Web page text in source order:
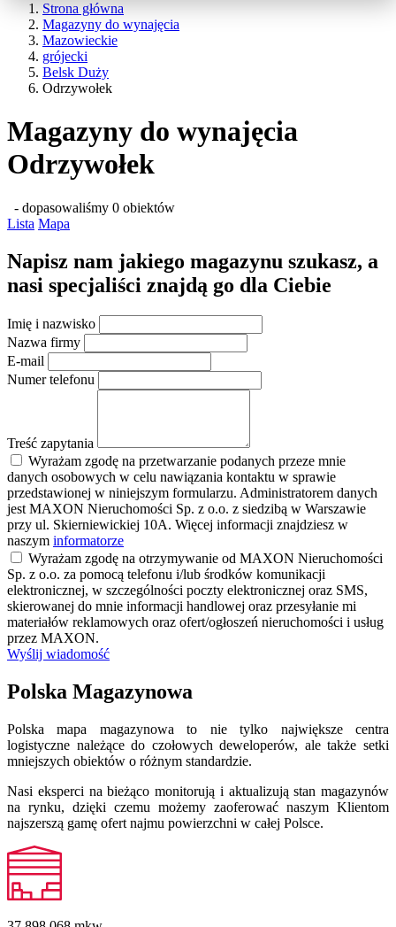
Strona główna
Magazyny do wynajęcia
Mazowieckie
grójecki
Belsk Duży
Odrzywołek
Magazyny do wynajęcia
Odrzywołek
- dopasowaliśmy 0 obiektów
Lista Mapa
Napisz nam jakiego magazynu szukasz, a
nasi specjaliści znajdą go dla Ciebie
Imię i nazwisko
Nazwa firmy
E-mail
Numer telefonu
Treść zapytania
Wyrażam zgodę na przetwarzanie podanych przeze mnie
danych osobowych w celu nawiązania kontaktu w sprawie
przedstawionej w niniejszym formularzu. Administratorem danych
jest MAXON Nieruchomości Sp. z o.o. z siedzibą w Warszawie
przy ul. Skierniewickiej 10A. Więcej informacji znajdziesz w
naszym informatorze
Wyrażam zgodę na otrzymywanie od MAXON Nieruchomości
Sp. z o.o. za pomocą telefonu i/lub środków komunikacji
elektronicznej, w szczególności poczty elektronicznej oraz SMS,
skierowanej do mnie informacji handlowej oraz przesyłanie mi
materiałów reklamowych oraz ofert/ogłoszeń nieruchomości i usług
przez MAXON.
Wyślij wiadomość
Polska Magazynowa
Polska mapa magazynowa to nie tylko największe centra
logistyczne należące do czołowych deweloperów, ale także setki
mniejszych obiektów o różnym standardzie.
Nasi eksperci na bieżąco monitorują i aktualizują stan magazynów
na rynku, dzięki czemu możemy zaoferować naszym Klientom
najszerszą gamę ofert najmu powierzchni w całej Polsce.